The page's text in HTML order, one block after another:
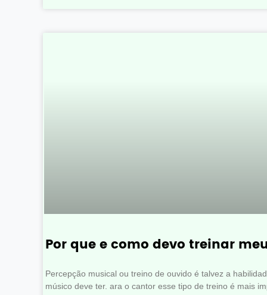
Por que e como devo treinar
Percepção musical ou treino de ouvido é talvez a
músico deve ter. ara o cantor esse tipo de treino é mais